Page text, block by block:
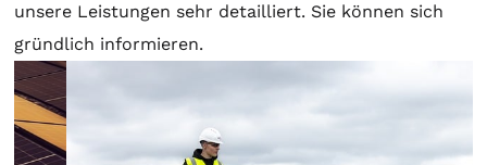
unsere Leistungen sehr detailliert. Sie können sich
gründlich informieren.